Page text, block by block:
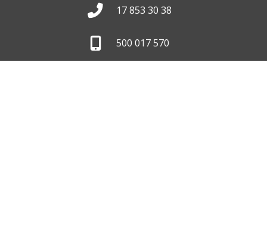
17 853 30 38
500 017 570